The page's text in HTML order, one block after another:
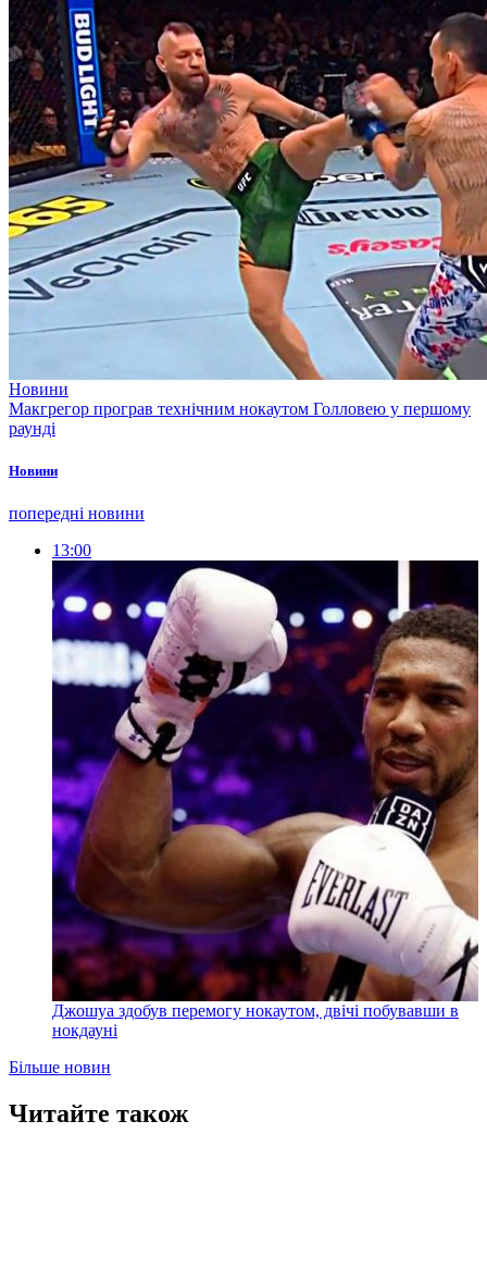
Новини
Макгрегор програв технічним нокаутом Голловею у першому
раунді
Новини
попередні новини
13:00
Джошуа здобув перемогу нокаутом, двічі побувавши в
нокдауні
Більше новин
Читайте також